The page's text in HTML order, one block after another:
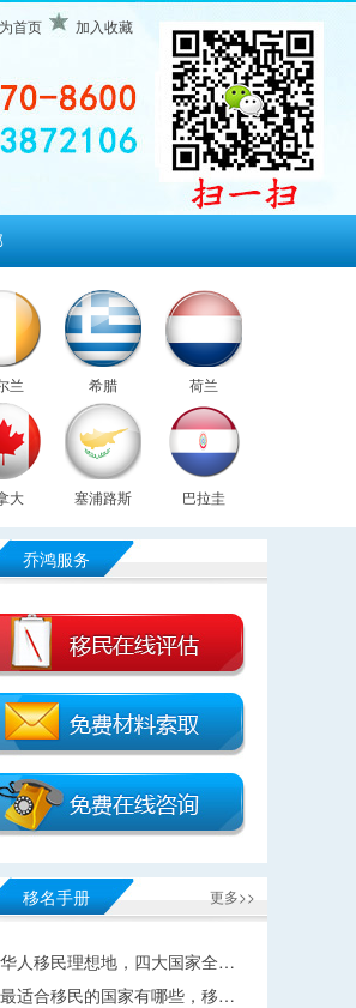
首页 加入收藏
兰 希腊 荷兰
大 塞浦路斯 巴拉圭
乔鸿服务
更多>>
移名手册
华人移民理想地，四大国家全…
最适合移民的国家有哪些，移…